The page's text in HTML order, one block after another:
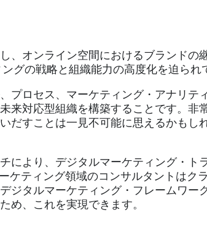
、オンライン空間におけるブランドの
グの戦略と組織能力の高度化を迫られ
ロセス、マーケティング・アナリテ
対応型組織を構築することです。非
だすことは一見不可能に思えるかもし
より、デジタルマーケティング・ト
ティング領域のコンサルタントはク
ジタルマーケティング・フレームワー
め、これを実現できます。